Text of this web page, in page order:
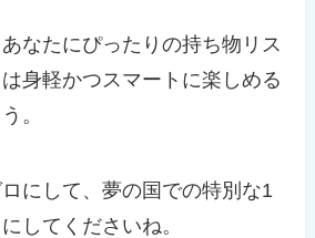
なたにぴったりの持ち物リス
身軽かつスマートに楽しめる
。
にして、夢の国での特別な1
してくださいね。